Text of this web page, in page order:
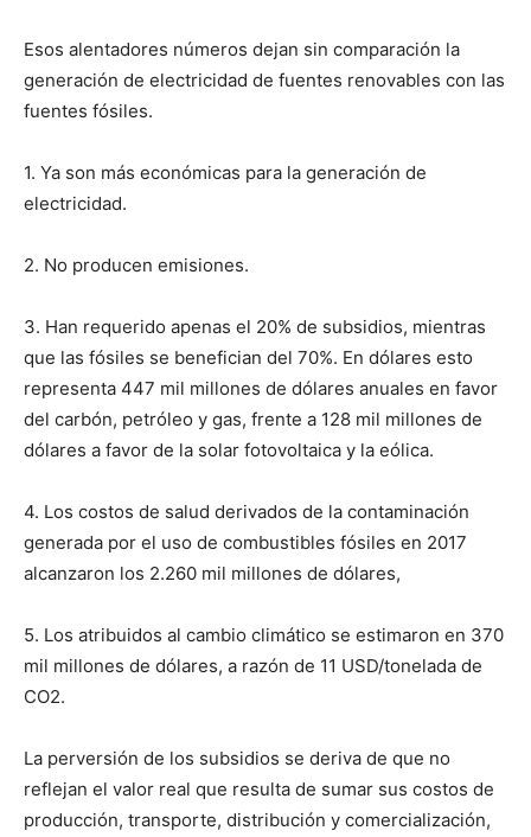
Esos alentadores números dejan sin comparación la
generación de electricidad de fuentes renovables con las
fuentes fósiles.
1. Ya son más económicas para la generación de
electricidad.
2. No producen emisiones.
3. Han requerido apenas el 20% de subsidios, mientras
que las fósiles se benefician del 70%. En dólares esto
representa 447 mil millones de dólares anuales en favor
del carbón, petróleo y gas, frente a 128 mil millones de
dólares a favor de la solar fotovoltaica y la eólica.
4. Los costos de salud derivados de la contaminación
generada por el uso de combustibles fósiles en 2017
alcanzaron los 2.260 mil millones de dólares,
5. Los atribuidos al cambio climático se estimaron en 370
mil millones de dólares, a razón de 11 USD/tonelada de
CO2.
La perversión de los subsidios se deriva de que no
reflejan el valor real que resulta de sumar sus costos de
producción, transporte, distribución y comercialización,